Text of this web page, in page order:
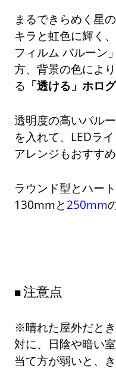
まるできらめく星
キラと虹色に輝く
フィルム バルーン
方、背景の色によ
る 「透ける」ホロ
透明度の高いバル
を入れて、LEDラ
アレンジもおすすめ
ラウンド型とハー
130mmと 250mm
注意点
※晴れた屋外だと
対に、日陰や暗い
当て方が弱いと、